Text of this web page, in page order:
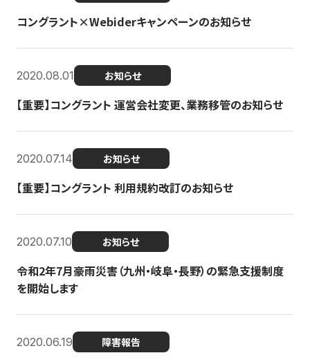
コングラント×Webiderキャンペーンのお知らせ
2020.08.01 お知らせ
【重要】コングラント 運営会社変更、業務移管のお知らせ
2020.07.14 お知らせ
【重要】コングラント 利用規約改訂のお知らせ
2020.07.10 お知らせ
令和2年7月豪雨災害（九州・岐阜・長野）の緊急支援制度
を開始します
2020.06.19 障害報告